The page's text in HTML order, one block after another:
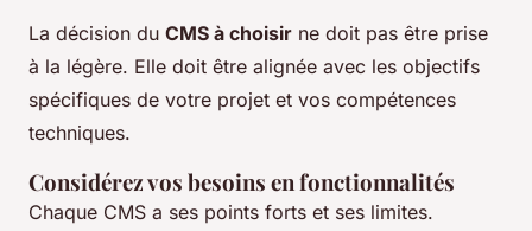
La décision du CMS à choisir ne doit pas être prise
à la légère. Elle doit être alignée avec les objectifs
spécifiques de votre projet et vos compétences
techniques.
Considérez vos besoins en fonctionnalités
Chaque CMS a ses points forts et ses limites.